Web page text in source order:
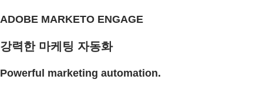
ADOBE MARKETO ENGAGE
강력한 마케팅 자동화
Powerful marketing automation.